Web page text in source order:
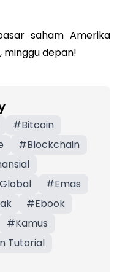
saham Amerika
minggu depan!
#Bitcoin
#Blockchain
#Emas
#Ebook
#Kamus
Tutorial